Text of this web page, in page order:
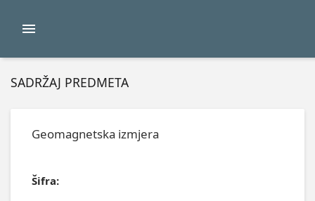
SADRŽAJ PREDMETA
Geomagnetska izmjera
Šifra: